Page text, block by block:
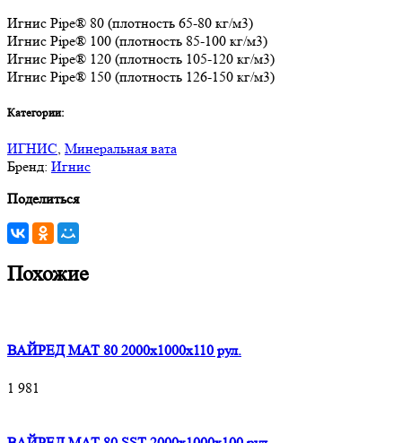
Игнис Pipe® 80 (плотность 65-80 кг/м3)
Игнис Pipe® 100 (плотность 85-100 кг/м3)
Игнис Pipe® 120 (плотность 105-120 кг/м3)
Игнис Pipe® 150 (плотность 126-150 кг/м3)
Категории:
ИГНИС, Минеральная вата
Бренд: Игнис
Поделиться
Похожие
ВАЙРЕД МАТ 80 2000x1000x110 рул.
1 981